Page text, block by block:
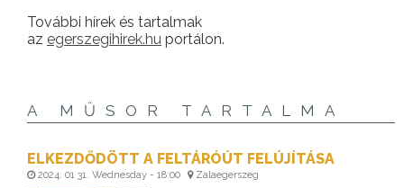
További hírek és tartalmak
az egerszegihirek.hu portálon.
A MŰSOR TARTALMA
ELKEZDŐDÖTT A FELTÁRÓÚT FELÚJÍTÁSA
2024. 01 31. Wednesday - 18:00 Zalaegerszeg